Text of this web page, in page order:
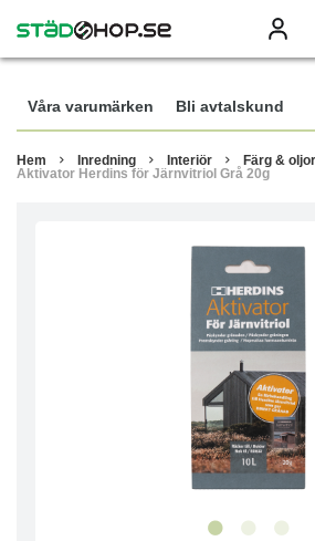
Våra varumärken Bli avtalskund
Hem Inredning Interiör Färg & oljor
Aktivator Herdins för Järnvitriol Grå 20g